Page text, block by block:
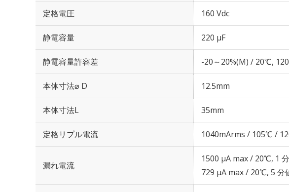
定格電圧 160 Vdc
静電容量 220 µF
静電容量許容差 -20～20%(M) / 20℃,
本体寸法⌀ D 12.5mm
本体寸法L 35mm
定格リプル電流 1040mArms / 105℃ /
漏れ電流
1500 μA max / 20℃, 1
729 μA max / 20℃, 5 分